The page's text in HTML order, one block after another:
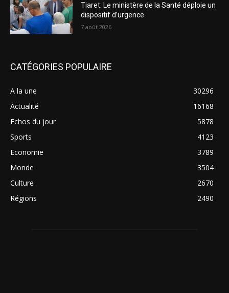
Tiaret: Le ministère de la Santé déploie un
dispositif d’urgence
7 août 2026
CATÉGORIES POPULAIRE
A la une
30296
Actualité
16168
Echos du jour
5878
Sports
4123
Economie
3789
Monde
3504
Culture
2670
Régions
2490